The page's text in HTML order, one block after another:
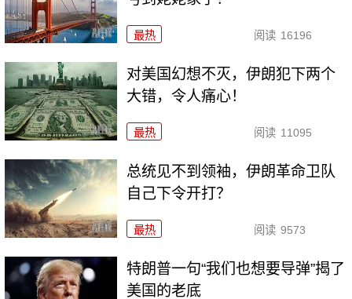
最热 阅读 16196
对美国幻想不灭，伊朗犯下两个
大错，令人痛心！
最热 阅读 11095
总统见不到领袖，伊朗革命卫队
自己下令开打？
最热 阅读 9573
特朗普一句“我们也想要导弹”揭了
美国的老底